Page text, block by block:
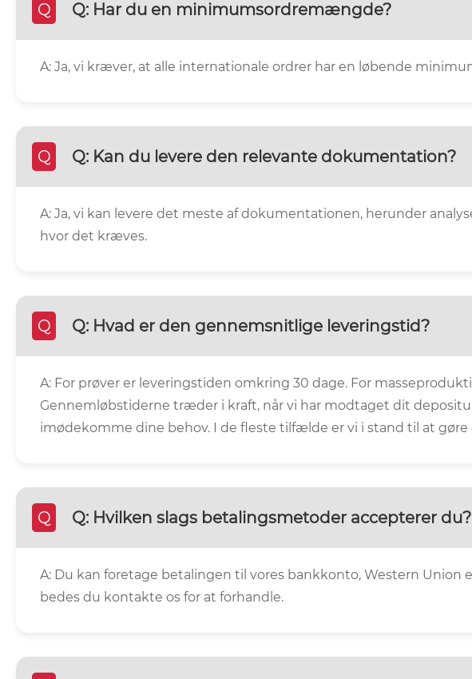
Q Q: Har du en minimumsordremængde?
A: Ja, vi kræver, at alle internationale ordrer har en løbende
Q Q: Kan du levere den relevante dokumentation?
A: Ja, vi kan levere det meste af dokumentationen, herunder
hvor det kræves.
Q Q: Hvad er den gennemsnitlige leveringstid?
A: For prøver er leveringstiden omkring 30 dage. For
Gennemløbstiderne træder i kraft, når vi har modtaget dit
imødekomme dine behov. I de fleste tilfælde er vi i stand til at
Q Q: Hvilken slags betalingsmetoder accepterer du?
A: Du kan foretage betalingen til vores bankkonto, Western Union
bedes du kontakte os for at forhandle.